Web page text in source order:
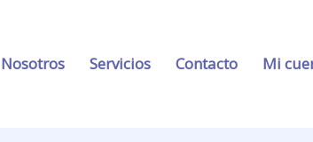
Nosotros Servicios Contacto Mi